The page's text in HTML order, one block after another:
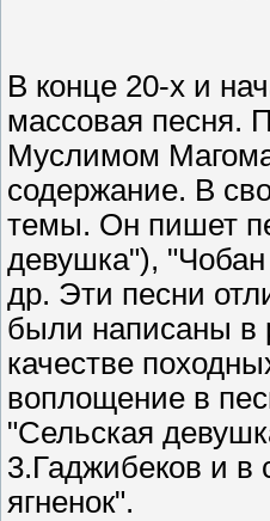
В конце 20-х и
массовая песня.
Муслимом
содержание. В
темы. Он пишет
девушка"),
др. Эти песни
были написаны в
качестве
воплощение в
"Сельская
3.Гаджибеков и в
ягненок".